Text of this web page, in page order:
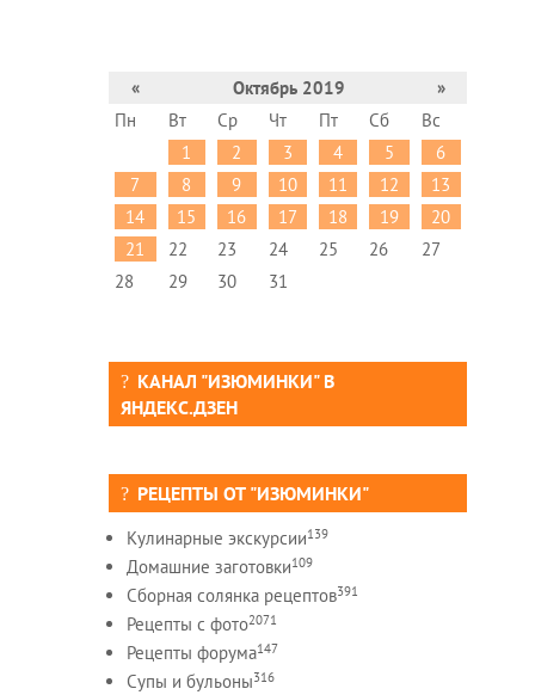
« Октябрь 2019
»
Пн
Вт Ср Чт Пт Сб
Вс
1
2 3 4 5
6
7
8 9 10 11 12
13
14
15 16 17 18 19
20
21
22 23 24 25 26
27
28
29 30 31
КАНАЛ "ИЗЮМИНКИ" В
ЯНДЕКС.ДЗЕН
РЕЦЕПТЫ ОТ "ИЗЮМИНКИ"
Кулинарные экскурсии139
Домашние заготовки109
Сборная солянка рецептов391
Рецепты c фото2071
Рецепты форума147
Супы и бульоны316